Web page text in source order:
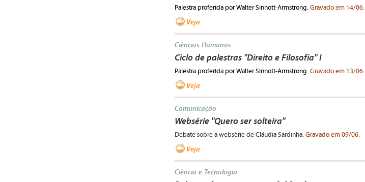
Palestra proferida por Walter Sinnott-Armstrong. Gravado em 14/06.
Veja
Ciências Humanas
Ciclo de palestras "Direito e Filosofia" I
Palestra proferida por Walter Sinnott-Armstrong. Gravado em 13/06.
Veja
Comunicação
Websérie "Quero ser solteira"
Debate sobre a websérie de Cláudia Sardinha. Gravado em 09/06.
Veja
Ciência e Tecnologia